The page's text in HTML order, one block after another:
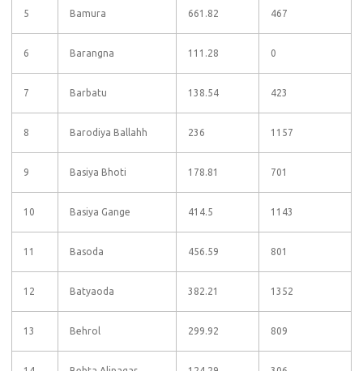
5 Bamura 661.82 467
6 Barangna 111.28 0
7 Barbatu 138.54 423
8 Barodiya Ballahh 236 1157
9 Basiya Bhoti 178.81 701
10 Basiya Gange 414.5 1143
11 Basoda 456.59 801
12 Batyaoda 382.21 1352
13 Behrol 299.92 809